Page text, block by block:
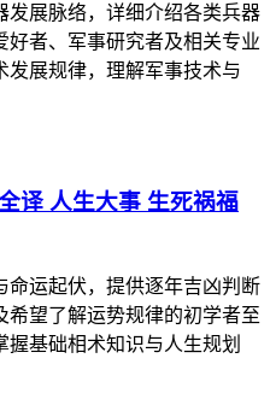
发展脉络，详细介绍各类兵器
者、军事研究者及相关专业
发展规律，理解军事技术与
译 人生大事 生死祸福
命运起伏，提供逐年吉凶判断
希望了解运势规律的初学者至
基础相术知识与人生规划